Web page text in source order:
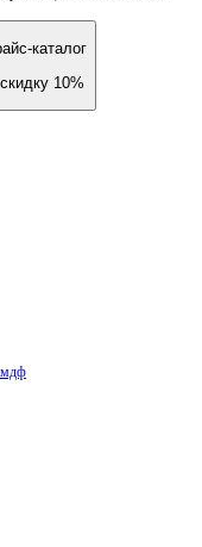
каталог
10%
мдф